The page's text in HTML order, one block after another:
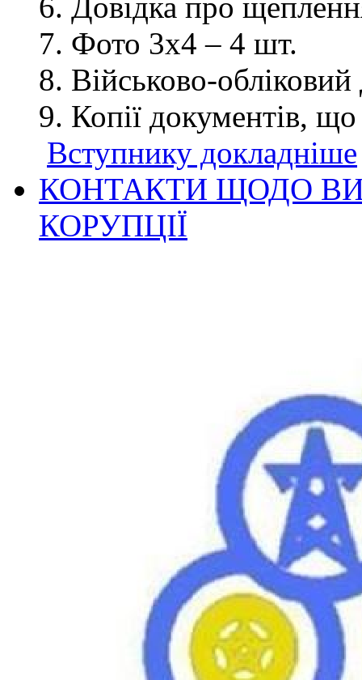
Довідка про
Фото 3х4 – 4 шт.
Військово-
Копії документів,
Вступнику докладніше
КОНТАКТИ ЩОДО
КОРУПЦІЇ